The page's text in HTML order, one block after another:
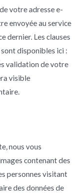
votre adresse e-
envoyée au service
dernier. Les clauses
disponibles ici :
validation de votre
visible
nous vous
contenant des
personnes visitant
des données de